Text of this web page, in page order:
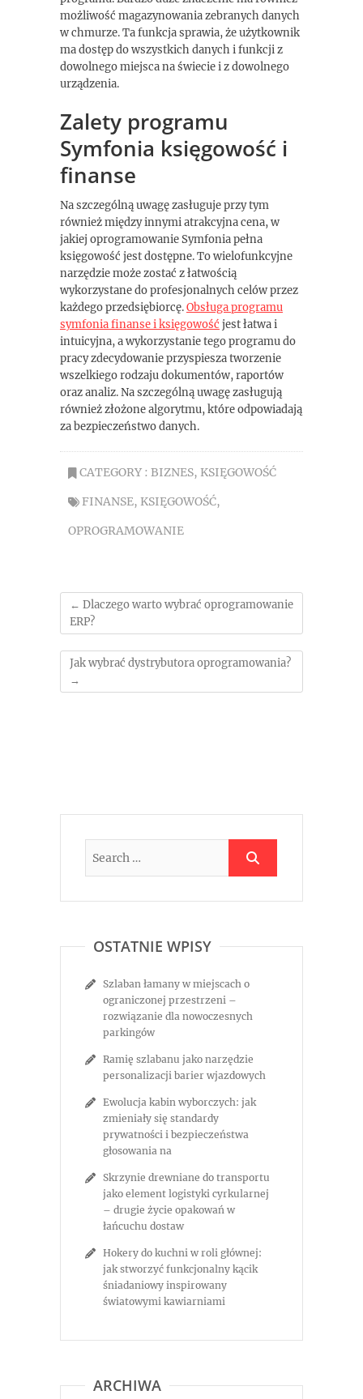
możliwość magazynowania zebranych danych
w chmurze. Ta funkcja sprawia, że użytkownik
ma dostęp do wszystkich danych i funkcji z
dowolnego miejsca na świecie i z dowolnego
urządzenia.
Zalety programu
Symfonia księgowość i
finanse
Na szczególną uwagę zasługuje przy tym
również między innymi atrakcyjna cena, w
jakiej oprogramowanie Symfonia pełna
księgowość jest dostępne. To wielofunkcyjne
narzędzie może zostać z łatwością
wykorzystane do profesjonalnych celów przez
każdego przedsiębiorcę.Obsługa programu
symfonia finanse i księgowość jest łatwa i
intuicyjna, a wykorzystanie tego programu do
pracy zdecydowanie przyspiesza tworzenie
wszelkiego rodzaju dokumentów, raportów
oraz analiz. Na szczególną uwagę zasługują
również złożone algorytmu, które odpowiadają
za bezpieczeństwo danych.
CATEGORY : BIZNES, KSIĘGOWOŚĆ
FINANSE, KSIĘGOWOŚĆ,
OPROGRAMOWANIE
← Dlaczego warto wybrać oprogramowanie
ERP?
Jak wybrać dystrybutora oprogramowania?
→
OSTATNIE WPISY
Szlaban łamany w miejscach o
ograniczonej przestrzeni –
rozwiązanie dla nowoczesnych
parkingów
Ramię szlabanu jako narzędzie
personalizacji barier wjazdowych
Ewolucja kabin wyborczych: jak
zmieniały się standardy
prywatności i bezpieczeństwa
głosowania na
Skrzynie drewniane do transportu
jako element logistyki cyrkularnej
– drugie życie opakowań w
łańcuchu dostaw
Hokery do kuchni w roli głównej:
jak stworzyć funkcjonalny kącik
śniadaniowy inspirowany
światowymi kawiarniami
ARCHIWA